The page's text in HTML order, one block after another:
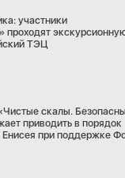
участники
ТЭЦ
скалы.
приводить в порядок
при поддержке